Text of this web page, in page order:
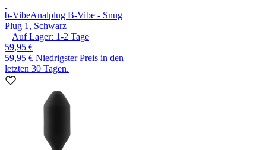
b-VibeAnalplug B-Vibe - Snug
Plug 1, Schwarz
Auf Lager: 1-2 Tage
59,95 €
59,95 € Niedrigster Preis in den
letzten 30 Tagen.